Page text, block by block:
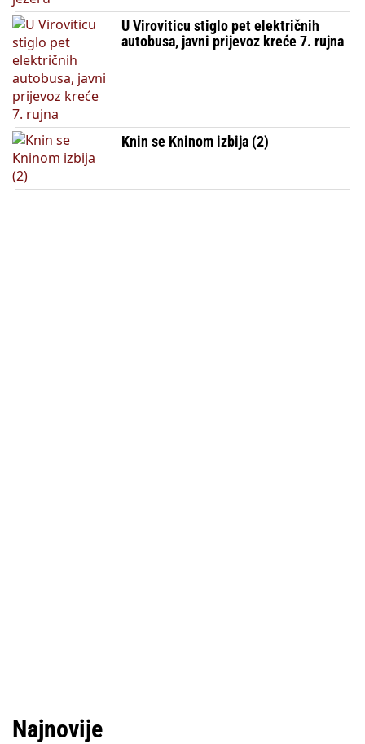
U Viroviticu stiglo pet električnih
autobusa, javni prijevoz kreće 7. rujna
Knin se Kninom izbija (2)
Najnovije